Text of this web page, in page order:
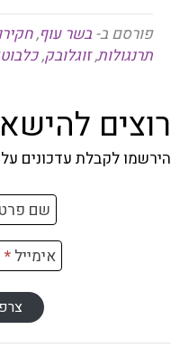
פורסם ב- בשר עוף,
תרנגולות,זוגלובק,
רוצים
הירשמו לקבלת עדכונים
שם
אימייל *